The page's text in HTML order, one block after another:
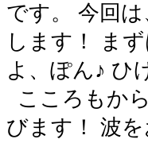
です。 今回
します！ ま
よ、ぽん♪ ひ
こころもか
びます！ 波